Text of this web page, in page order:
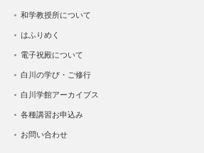
和学教授所について
はふりめく
電子祝殿について
白川の学び・ご修行
白川学館アーカイブス
各種講習お申込み
お問い合わせ